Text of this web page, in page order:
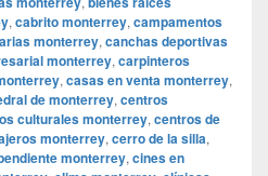
, cabrito monterrey, campamentos
monterrey, canchas deportivas
monterrey, carpinteros
, casas en venta monterrey,
de monterrey, centros
culturales monterrey, centros de
monterrey, cerro de la silla,
monterrey, cines en